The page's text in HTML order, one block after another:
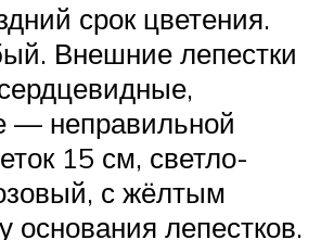
срок цветения.
Внешние лепестки
— неправильной
15 см, светло-
с жёлтым
основания лепестков.